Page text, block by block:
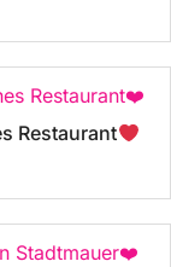
Restaurant